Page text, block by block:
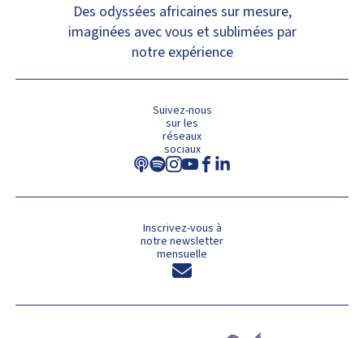
Des odyssées africaines sur mesure,
imaginées avec vous et sublimées par
notre expérience
Suivez-nous
sur les
réseaux
sociaux
Inscrivez-vous à
notre newsletter
mensuelle